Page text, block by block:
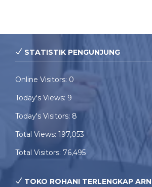
STATISTIK PENGUNJUNG
Online Visitors: 0
Today's Views: 9
Today's Visitors: 8
Total Views: 197,053
Total Visitors: 76,495
TOKO ROHANI TERLENGKAP